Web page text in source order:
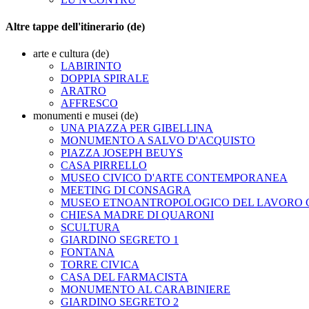
Altre tappe dell'itinerario (de)
arte e cultura (de)
LABIRINTO
DOPPIA SPIRALE
ARATRO
AFFRESCO
monumenti e musei (de)
UNA PIAZZA PER GIBELLINA
MONUMENTO A SALVO D'ACQUISTO
PIAZZA JOSEPH BEUYS
CASA PIRRELLO
MUSEO CIVICO D'ARTE CONTEMPORANEA
MEETING DI CONSAGRA
MUSEO ETNOANTROPOLOGICO DEL LAVORO
CHIESA MADRE DI QUARONI
SCULTURA
GIARDINO SEGRETO 1
FONTANA
TORRE CIVICA
CASA DEL FARMACISTA
MONUMENTO AL CARABINIERE
GIARDINO SEGRETO 2